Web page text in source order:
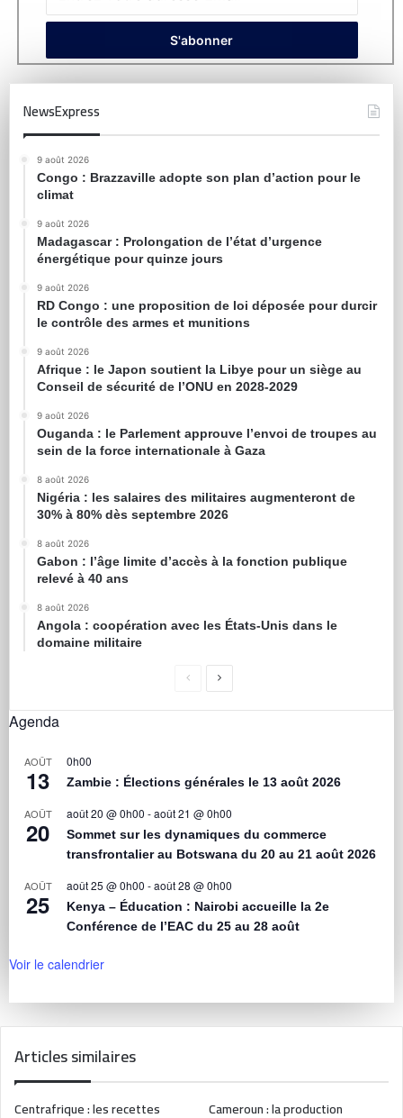
NewsExpress
9 août 2026
Congo : Brazzaville adopte son plan d’action pour le
climat
9 août 2026
Madagascar : Prolongation de l’état d’urgence
énergétique pour quinze jours
9 août 2026
RD Congo : une proposition de loi déposée pour durcir
le contrôle des armes et munitions
9 août 2026
Afrique : le Japon soutient la Libye pour un siège au
Conseil de sécurité de l’ONU en 2028-2029
9 août 2026
Ouganda : le Parlement approuve l’envoi de troupes au
sein de la force internationale à Gaza
8 août 2026
Nigéria : les salaires des militaires augmenteront de
30% à 80% dès septembre 2026
8 août 2026
Gabon : l’âge limite d’accès à la fonction publique
relevé à 40 ans
8 août 2026
Angola : coopération avec les États-Unis dans le
domaine militaire
Agenda
AOÛT
13
0h00
Zambie : Élections générales le 13 août 2026
AOÛT
20
août 20 @ 0h00 -août 21 @ 0h00
Sommet sur les dynamiques du commerce
transfrontalier au Botswana du 20 au 21 août 2026
AOÛT
25
août 25 @ 0h00 -août 28 @ 0h00
Kenya – Éducation : Nairobi accueille la 2e
Conférence de l’EAC du 25 au 28 août
Voir le calendrier
Articles similaires
Centrafrique : les recettes Cameroun : la production